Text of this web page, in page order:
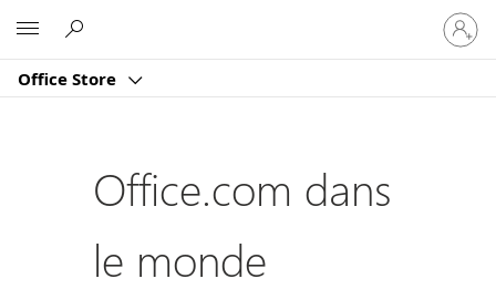
Office Store
vous
à
compte
Office.com dans
le monde